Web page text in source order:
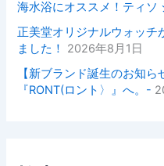
海水浴にオススメ！ティソ
正美堂オリジナルウォッチ
ました！
2026年8月1日
【新ブランド誕生のお知
『RONT(ロント〉』へ。-